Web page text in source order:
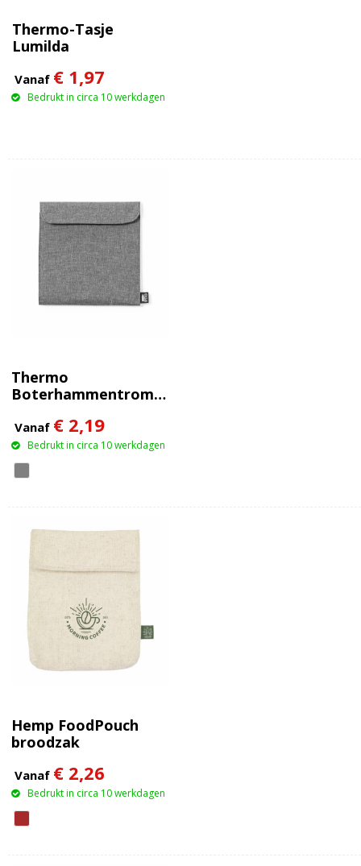
Thermo-Tasje
Lumilda
Vanaf € 1,97
Bedrukt in circa 10 werkdagen
Thermo
Boterhammentrommel
Vanaf € 2,19
Bedrukt in circa 10 werkdagen
Hemp FoodPouch
broodzak
Vanaf € 2,26
Bedrukt in circa 10 werkdagen